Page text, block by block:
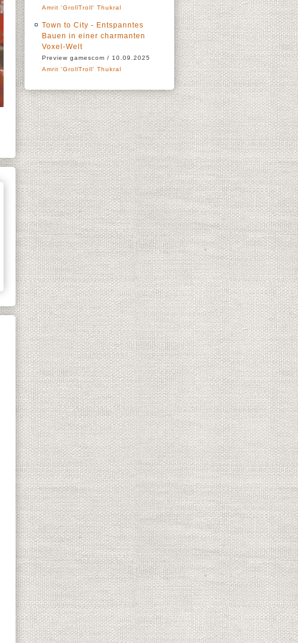
Amrit 'GrollTroll' Thukral
Town to City - Entspanntes
Bauen in einer charmanten
Voxel-Welt
Preview gamescom / 10.09.2025
Amrit 'GrollTroll' Thukral